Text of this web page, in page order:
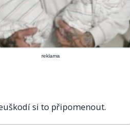
reklama
si to připomenout.